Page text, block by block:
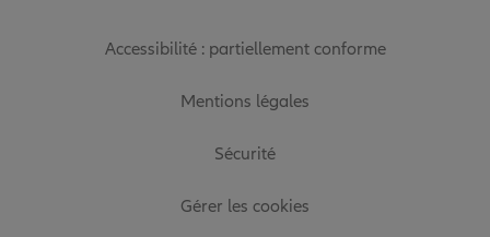
Accessibilité : partiellement conforme
Mentions légales
Sécurité
Gérer les cookies